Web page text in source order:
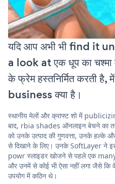
यदि आप अभी भी find it
a look at एक धूप का
के फ्रेम हस्तनिर्मित करती
business क्या है।
स्थानीय मेलों और क्राफ्ट शो में
बाद, rbia shades ऑनलाइन बेचने का
को उनके उत्पाद की गुणवत्ता, उनके हल्के
से दिखाने के लिए। उनके SoftLayer ने इसके
powr स्लाइडर खोजने से पहले एक
और उनमें से कोई भी ऐसा नहीं लगा जैसे कि
उपयोग में कठिन थे।